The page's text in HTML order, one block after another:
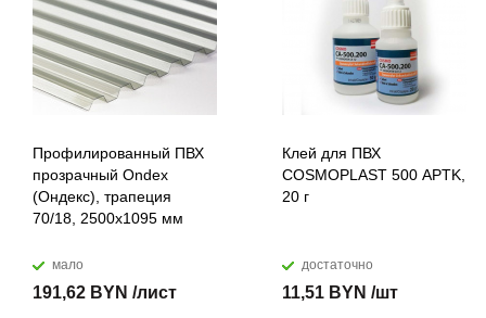
Профилированный ПВХ
прозрачный Ondex
(Ондекс), трапеция
70/18, 2500х1095 мм
мало
191,62 BYN /лист
Клей для ПВХ
COSMOPLAST 500 APTK,
20 г
достаточно
11,51 BYN /шт